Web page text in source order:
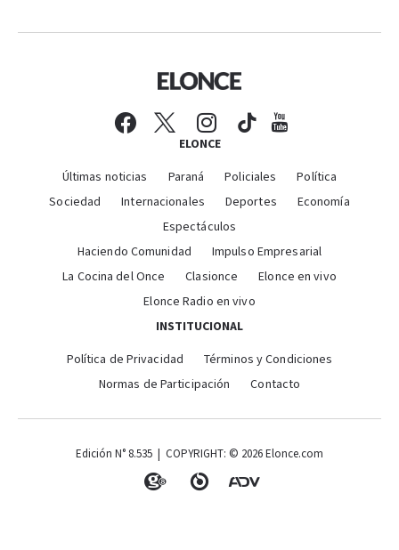
ELONCE
Últimas noticias Paraná Policiales
Política
Sociedad
Internacionales Deportes
Economía
Espectáculos
Haciendo Comunidad
Impulso Empresarial
La Cocina del Once
Clasionce
Elonce en vivo
Elonce Radio en vivo
INSTITUCIONAL
Política de Privacidad
Términos y Condiciones
Normas de Participación
Contacto
Edición N° 8.535 | COPYRIGHT: © 2026 Elonce.com